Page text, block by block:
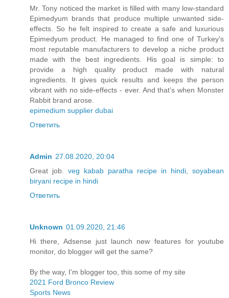
Mr. Tony noticed the market is filled with many low-standard
Epimedyum brands that produce multiple unwanted side-
effects. So he felt inspired to create a safe and luxurious
Epimedyum product. He managed to find one of Turkey's
most reputable manufacturers to develop a niche product
made with the best ingredients. His goal is simple: to
provide a high quality product made with natural
ingredients. It gives quick results and keeps the person
vibrant with no side-effects - ever. And that’s when Monster
Rabbit brand arose.
epimedium supplier dubai
Ответить
Admin 27.08.2020, 20:04
Great job. veg kabab paratha recipe in hindi, soyabean
biryani recipe in hindi
Ответить
Unknown 01.09.2020, 21:46
Hi there, Adsense just launch new features for youtube
monitor, do blogger will get the same?
By the way, I'm blogger too, this some of my site
2021 Ford Bronco Review
Sports News